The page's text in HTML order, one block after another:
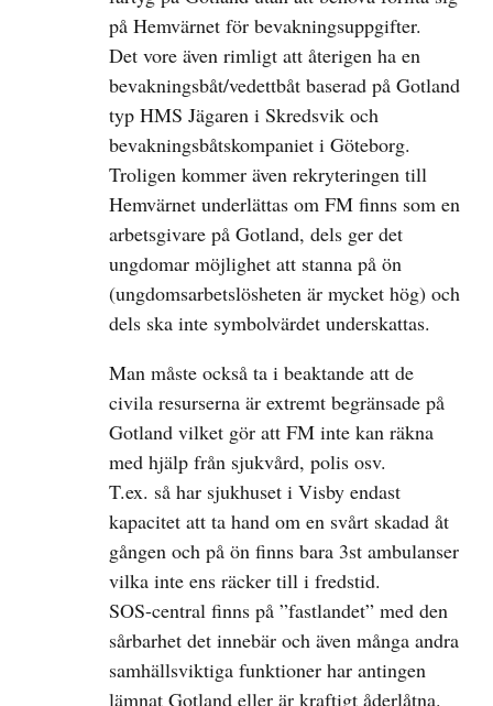
på Hemvärnet för bevakningsuppgifter.
Det vore även rimligt att återigen ha en
bevakningsbåt/vedettbåt baserad på Gotland
typ HMS Jägaren i Skredsvik och
bevakningsbåtskompaniet i Göteborg.
Troligen kommer även rekryteringen till
Hemvärnet underlättas om FM finns som en
arbetsgivare på Gotland, dels ger det
ungdomar möjlighet att stanna på ön
(ungdomsarbetslösheten är mycket hög) och
dels ska inte symbolvärdet underskattas.
Man måste också ta i beaktande att de
civila resurserna är extremt begränsade på
Gotland vilket gör att FM inte kan räkna
med hjälp från sjukvård, polis osv.
T.ex. så har sjukhuset i Visby endast
kapacitet att ta hand om en svårt skadad åt
gången och på ön finns bara 3st ambulanser
vilka inte ens räcker till i fredstid.
SOS-central finns på ”fastlandet” med den
sårbarhet det innebär och även många andra
samhällsviktiga funktioner har antingen
lämnat Gotland eller är kraftigt åderlåtna.